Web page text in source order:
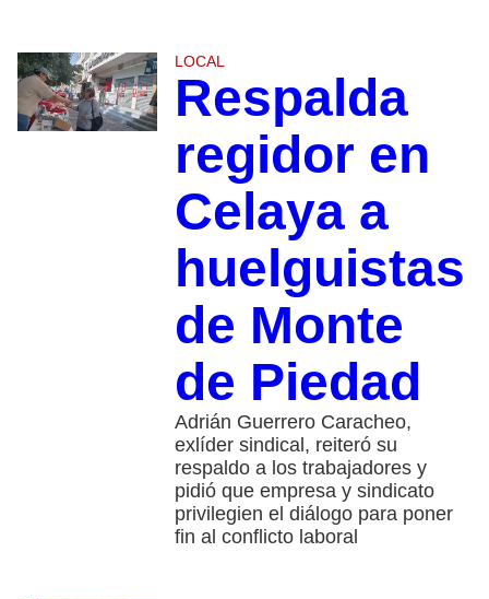
LOCAL
Respalda
regidor en
Celaya a
huelguistas
de Monte
de Piedad
Adrián Guerrero Caracheo,
exlíder sindical, reiteró su
respaldo a los trabajadores y
pidió que empresa y sindicato
privilegien el diálogo para poner
fin al conflicto laboral